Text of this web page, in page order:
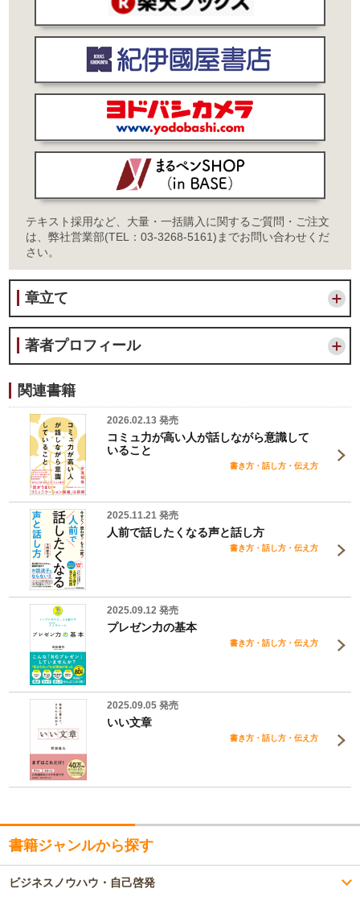
テキスト採用など、大量・一括購入に関するご質問・ご注文
は、弊社営業部(TEL：03-3268-5161)までお問い合わせくだ
さい。
章立て
著者プロフィール
関連書籍
2026.02.13 発売
コミュ力が高い人が話しながら意識して
いること
書き方・話し方・伝え方
2025.11.21 発売
人前で話したくなる声と話し方
書き方・話し方・伝え方
2025.09.12 発売
プレゼン力の基本
書き方・話し方・伝え方
2025.09.05 発売
いい文章
書き方・話し方・伝え方
書籍ジャンルから探す
ビジネスノウハウ・自己啓発